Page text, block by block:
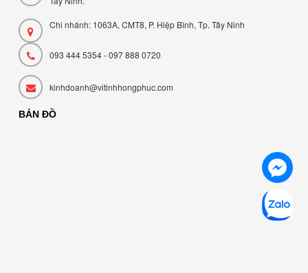
Chi nhánh: 1063A, CMT8, P. Hiệp Bình, Tp. Tây Ninh
093 444 5354 - 097 888 0720
kinhdoanh@vitinhhongphuc.com
BẢN ĐỒ